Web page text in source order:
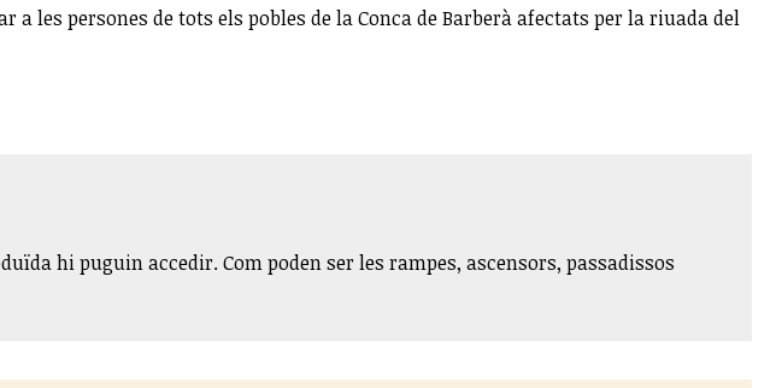
les persones de tots els pobles de la Conca de Barberà afectats per la riuada del
hi puguin accedir. Com poden ser les rampes, ascensors, passadissos